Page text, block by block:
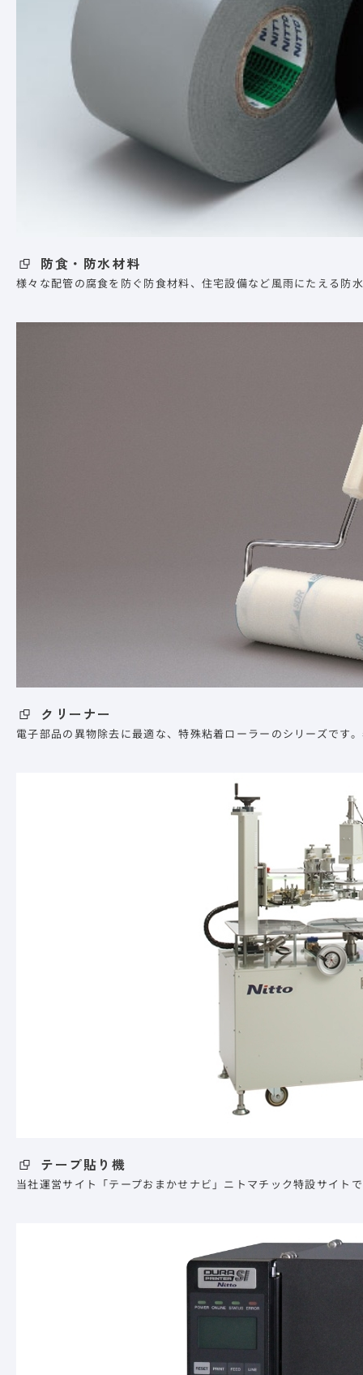
防食・防水材料
様々な配管の腐食を防ぐ防食材料、住宅設備など風雨にたえる防
クリーナー
電子部品の異物除去に最適な、特殊粘着ローラーのシリーズです
テープ貼り機
当社運営サイト「テープおまかせナビ」ニトマチック特設サイト